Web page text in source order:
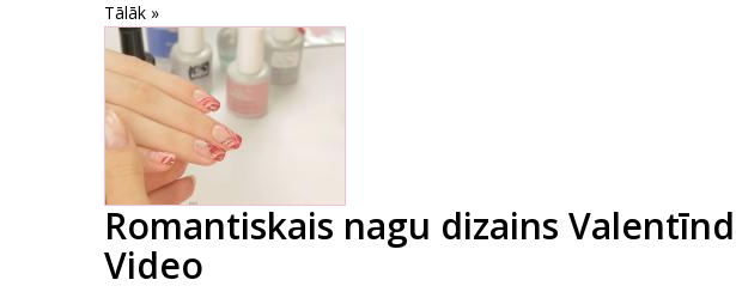
Tālāk »
Romantiskais nagu dizains
Video